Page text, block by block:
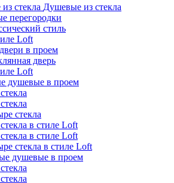
Душевые из стекла
перегородки
стиль
Loft
в проем
дверь
Loft
душевые в проем
стекла
в стиле Loft
в стиле Loft
стекла в стиле Loft
душевые в проем